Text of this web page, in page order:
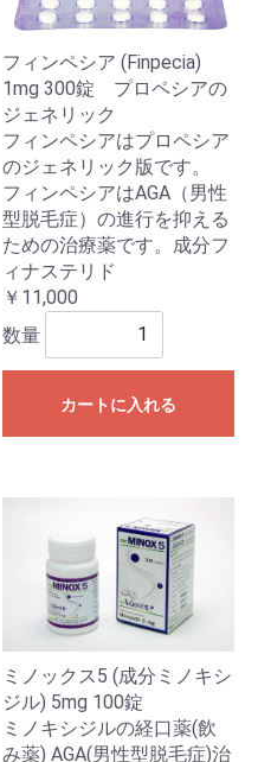
フィンペシア (Finpecia)
1mg 300錠 プロペシアの
ジェネリック
フィンペシアはプロペシア
のジェネリック版です。
フィンペシアはAGA（男性
型脱毛症）の進行を抑える
ための治療薬です。成分フ
ィナステリド
￥11,000
数量
カートに入れる
ミノックス5 (成分ミノキシ
ジル) 5mg 100錠
ミノキシジルの経口薬(飲
み薬) AGA(男性型脱毛症)治